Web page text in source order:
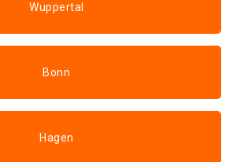
Wuppertal
Bonn
Hagen